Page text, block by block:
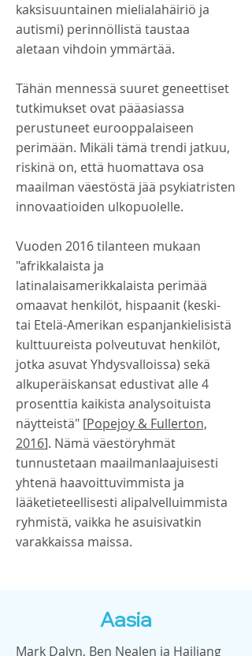
kaksisuuntainen mielialahäiriö ja
autismi) perinnöllistä taustaa
aletaan vihdoin ymmärtää.
Tähän mennessä suuret geneettiset
tutkimukset ovat pääasiassa
perustuneet eurooppalaiseen
perimään. Mikäli tämä trendi jatkuu,
riskinä on, että huomattava osa
maailman väestöstä jää psykiatristen
innovaatioiden ulkopuolelle.
Vuoden 2016 tilanteen mukaan
"afrikkalaista ja
latinalaisamerikkalaista perimää
omaavat henkilöt, hispaanit (keski-
tai Etelä-Amerikan espanjankielisistä
kulttuureista polveutuvat henkilöt,
jotka asuvat Yhdysvalloissa) sekä
alkuperäiskansat edustivat alle 4
prosenttia kaikista analysoituista
näytteistä" [Popejoy & Fullerton,
2016]. Nämä väestöryhmät
tunnustetaan maailmanlaajuisesti
yhtenä haavoittuvimmista ja
lääketieteellisesti alipalvelluimmista
ryhmistä, vaikka he asuisivatkin
varakkaissa maissa.
Aasia
Mark Dalyn, Ben Nealen ja Hailiang